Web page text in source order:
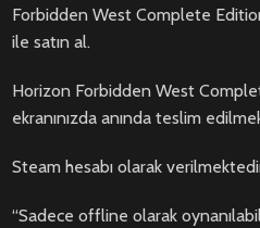
Forbidden West Complete
ile satın al.
Horizon Forbidden West
ekranınızda anında teslim
Steam hesabı olarak
“Sadece offline olarak